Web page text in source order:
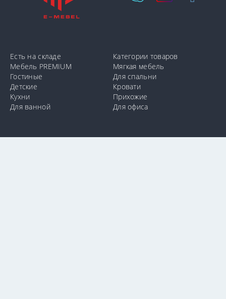
Есть на складе
Категории товаров
Мебель PREMIUM
Мягкая мебель
Гостиные
Для спальни
Детские
Кровати
Кухни
Прихожие
Для ванной
Для офиса